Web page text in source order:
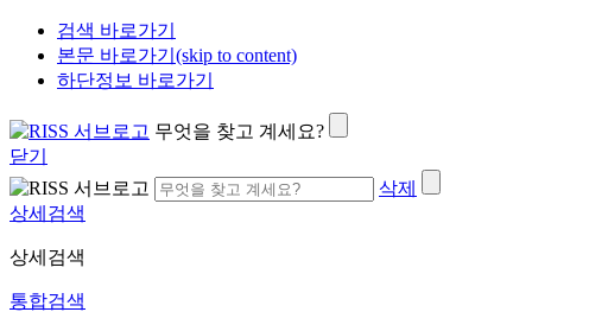
검색 바로가기
본문 바로가기(skip to content)
하단정보 바로가기
무엇을 찾고 계세요?
닫기
삭제
상세검색
상세검색
통합검색